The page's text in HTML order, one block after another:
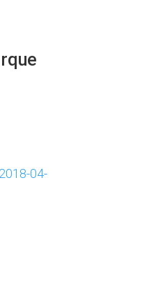
04-